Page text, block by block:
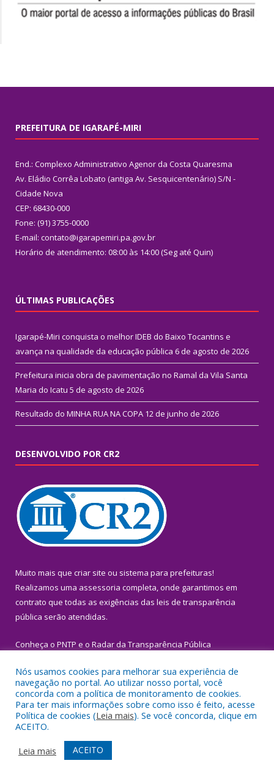
PREFEITURA DE IGARAPÉ-MIRI
End.: Complexo Administrativo Agenor da Costa Quaresma
Av. Eládio Corrêa Lobato (antiga Av. Sesquicentenário) S/N -
Cidade Nova
CEP: 68430-000
Fone: (91) 3755-0000
E-mail: contato@igarapemiri.pa.gov.br
Horário de atendimento: 08:00 às 14:00 (Seg até Quin)
ÚLTIMAS PUBLICAÇÕES
Igarapé-Miri conquista o melhor IDEB do Baixo Tocantins e
avança na qualidade da educação pública 6 de agosto de 2026
Prefeitura inicia obra de pavimentação no Ramal da Vila Santa
Maria do Icatu 5 de agosto de 2026
Resultado do MINHA RUA NA COPA 12 de junho de 2026
DESENVOLVIDO POR CR2
Muito mais que criar site ou sistema para prefeituras!
Realizamos uma assessoria completa, onde garantimos em
contrato que todas as exigências das leis de transparência
pública serão atendidas.
Conheça o PNTP e o Radar da Transparência Pública
Todos os direitos reservados a Prefeitura Municipal de Igarapé-
Miri.
Mapa do Site
Acessar Área Administrativa
Acessar Webmail
Nós usamos cookies para melhorar sua experiência de
navegação no portal. Ao utilizar nosso portal, você
concorda com a política de monitoramento de cookies.
Para ter mais informações sobre como isso é feito, acesse
Política de cookies (Leia mais). Se você concorda, clique em
ACEITO.
Leia mais
ACEITO